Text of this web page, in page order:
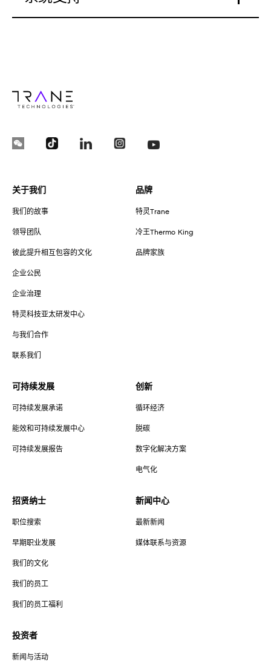
关于我们
我们的故事
领导团队
彼此提升相互包容的文化
企业公民
企业治理
特灵科技亚太研发中心
与我们合作
联系我们
品牌
特灵Trane
冷王Thermo King
品牌家族
可持续发展
可持续发展承诺
能效和可持续发展中心
可持续发展报告
创新
循环经济
脱碳
数字化解决方案
电气化
招贤纳士
职位搜索
早期职业发展
我们的文化
我们的员工
我们的员工福利
新闻中心
最新新闻
媒体联系与资源
投资者
新闻与活动